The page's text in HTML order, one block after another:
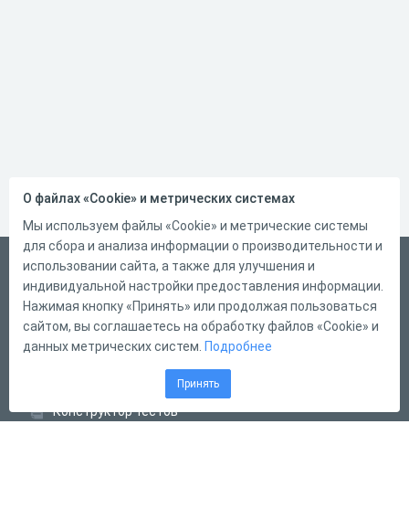
Русский
Справка
Форма обратной связи
Контакты
Конструктор тестов
О файлах «Cookie» и метрических системах
Мы используем файлы «Cookie» и метрические системы
для сбора и анализа информации о производительности и
использовании сайта, а также для улучшения и
индивидуальной настройки предоставления информации.
Нажимая кнопку «Принять» или продолжая пользоваться
сайтом, вы соглашаетесь на обработку файлов «Cookie» и
данных метрических систем. Подробнее
Принять